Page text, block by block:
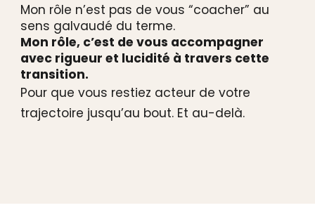
Mon rôle n’est pas de vous “coacher” au
sens galvaudé du terme.
Mon rôle, c’est de vous accompagner
avec rigueur et lucidité à travers cette
transition.
Pour que vous restiez acteur de votre
trajectoire jusqu’au bout. Et au-delà.